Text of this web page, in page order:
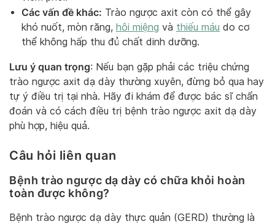
Các vấn đề khác: Trào ngược axit còn có thể gây
khó nuốt, mòn răng, hôi miệng và thiếu máu do cơ
thể không hấp thu đủ chất dinh dưỡng.
Lưu ý quan trọng: Nếu bạn gặp phải các triệu chứng
trào ngược axit dạ dày thường xuyên, đừng bỏ qua hay
tự ý điều trị tại nhà. Hãy đi khám để được bác sĩ chẩn
đoán và có cách điều trị bệnh trào ngược axit dạ dày
phù hợp, hiệu quả.
Câu hỏi liên quan
Bệnh trào ngược dạ dày có chữa khỏi hoàn
toàn được không?
Bệnh trào ngược dạ dày thực quản (GERD) thường là